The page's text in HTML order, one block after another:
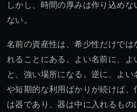
しかし、時間の厚みは作り込め
ない。
名前の資産性は、希少性だけでは
れることにある。よい名前に、よ
と、強い場所になる。逆に、よい
や短期的な利用ばかりが続けば、
は器であり、器は中に入れるもの